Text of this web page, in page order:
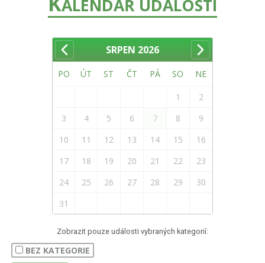
ALENDÁŘ UDÁLOSTÍ
SRPEN 2026
PO ÚT ST ČT PÁ SO NE
1
2
3
4 5 6 7 8
9
10
11 12 13 14 15
16
17
18 19 20 21 22
23
24
25 26 27 28 29
30
31
Zobrazit pouze události vybraných kategorií:
BEZ KATEGORIE